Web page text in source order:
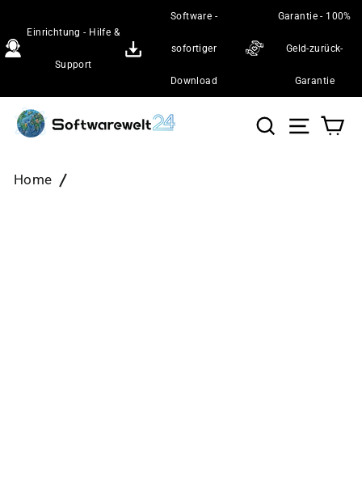
Inhalt
Einrichtung - Hilfe &
Support
Software -
sofortiger
Download
Garantie - 100%
Geld-zurück-
Garantie
Suche
Home